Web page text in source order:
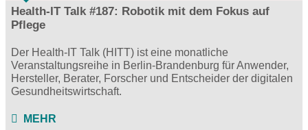
Health-IT Talk #187: Robotik mit dem Fokus auf
Pflege
Der Health-IT Talk (HITT) ist eine monatliche
Veranstaltungsreihe in Berlin-Brandenburg für Anwender,
Hersteller, Berater, Forscher und Entscheider der digitalen
Gesundheitswirtschaft.
MEHR